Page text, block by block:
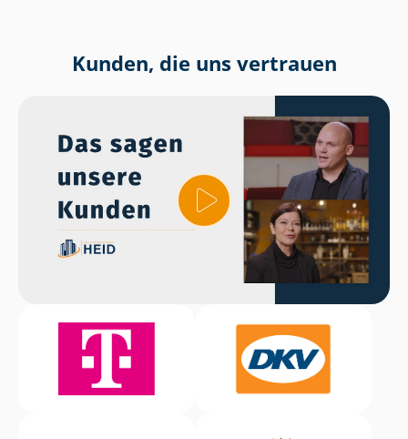
Kunden, die uns vertrauen